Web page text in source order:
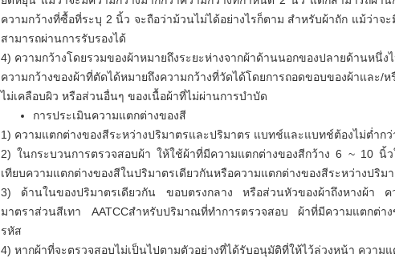
ความกว้างที่ซื้อที่ระบุ 2 นิ้ว จะถือว่าม้วนไม่ได้อย่างไรก็ตาม สำหรับผ้าถัก แม้ว่าจ
สามารถผ่านการรับรองได้
4) ความกว้างโดยรวมของผ้าหมายถึงระยะห่างจากผ้าด้านนอกของปลายด้านหนึ่ง
ความกว้างของผ้าที่ตัดได้หมายถึงความกว้างที่วัดได้โดยการถอดขอบของผ้าและ
ไม่เคลือบผิว หรือส่วนอื่นๆ ของเนื้อผ้าที่ไม่ผ่านการบำบัด
การประเมินความแตกต่างของสี
1) ความแตกต่างของสีระหว่างปริมาตรและปริมาตร แบทช์และแบทช์ต้องไม่ต่ำกว่
2) ในกระบวนการตรวจสอบผ้า ให้ใช้ผ้าที่มีความแตกต่างของสีกว้าง 6 ~ 10 นิ้
เทียบความแตกต่างของสีในปริมาตรเดียวกันหรือความแตกต่างของสีระหว่างปริม
3) ด้านในของปริมาตรเดียวกัน ขอบตรงกลาง หรือส่วนหัวของผ้าถึงหางผ้า คว
มาตราส่วนสีเทา AATCCสำหรับปริมาณที่ทำการตรวจสอบ ผ้าที่มีความแตกต่า
รหัส
4) หากผ้าที่จะตรวจสอบไม่เป็นไปตามตัวอย่างที่ได้รับอนุมัติที่ให้ไว้ล่วงหน้า ความ